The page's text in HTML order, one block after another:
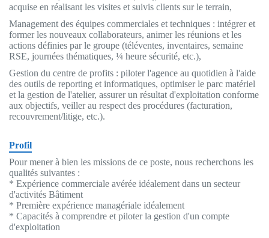
acquise en réalisant les visites et suivis clients sur le terrain,
Management des équipes commerciales et techniques : intégrer et
former les nouveaux collaborateurs, animer les réunions et les
actions définies par le groupe (téléventes, inventaires, semaine
RSE, journées thématiques, ¼ heure sécurité, etc.),
Gestion du centre de profits : piloter l'agence au quotidien à l'aide
des outils de reporting et informatiques, optimiser le parc matériel
et la gestion de l'atelier, assurer un résultat d'exploitation conforme
aux objectifs, veiller au respect des procédures (facturation,
recouvrement/litige, etc.).
Profil
Pour mener à bien les missions de ce poste, nous recherchons les
qualités suivantes :
* Expérience commerciale avérée idéalement dans un secteur
d'activités Bâtiment
* Première expérience managériale idéalement
* Capacités à comprendre et piloter la gestion d'un compte
d'exploitation